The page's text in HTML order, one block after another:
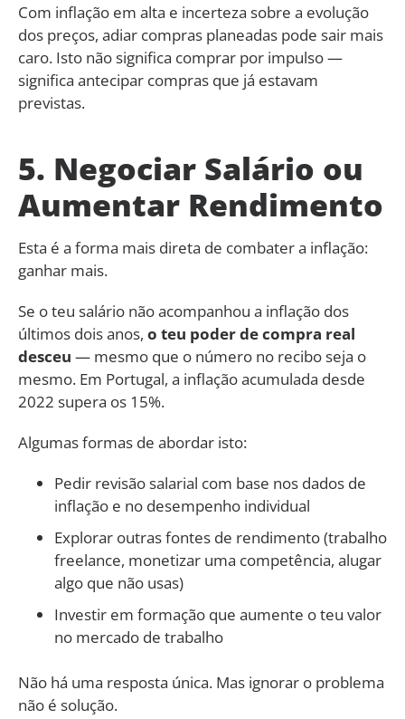
Com inflação em alta e incerteza sobre a evolução
dos preços, adiar compras planeadas pode sair mais
caro. Isto não significa comprar por impulso —
significa antecipar compras que já estavam
previstas.
5. Negociar Salário ou
Aumentar Rendimento
Esta é a forma mais direta de combater a inflação:
ganhar mais.
Se o teu salário não acompanhou a inflação dos
últimos dois anos, o teu poder de compra real
desceu — mesmo que o número no recibo seja o
mesmo. Em Portugal, a inflação acumulada desde
2022 supera os 15%.
Algumas formas de abordar isto:
Pedir revisão salarial com base nos dados de
inflação e no desempenho individual
Explorar outras fontes de rendimento (trabalho
freelance, monetizar uma competência, alugar
algo que não usas)
Investir em formação que aumente o teu valor
no mercado de trabalho
Não há uma resposta única. Mas ignorar o problema
não é solução.